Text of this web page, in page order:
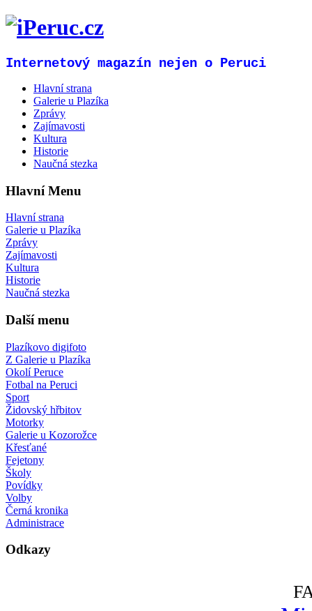
Internetový magazín nejen o Peruci
Hlavní strana
Galerie u Plazíka
Zprávy
Zajímavosti
Kultura
Historie
Naučná stezka
Hlavní Menu
Hlavní strana
Galerie u Plazíka
Zprávy
Zajímavosti
Kultura
Historie
Naučná stezka
Další menu
Plazíkovo digifoto
Z Galerie u Plazíka
Okolí Peruce
Fotbal na Peruci
Sport
Židovský hřbitov
Motorky
Galerie u Kozorožce
Křesťané
Fejetony
Školy
Povídky
Volby
Černá kronika
Administrace
Odkazy